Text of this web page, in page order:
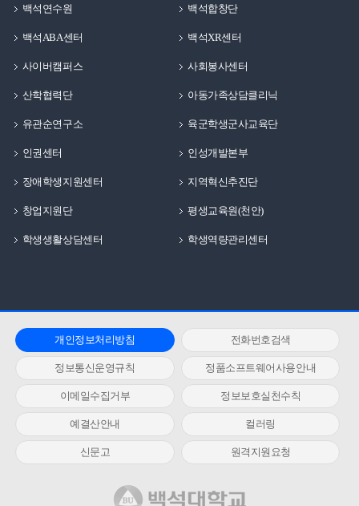
백석연수원 백석합창단
백석ABA센터 백석XR센터
사이버캠퍼스 사회봉사센터
산학협력단 아동가족상담클리닉
유관순연구소 육군학생군사교육단
인권센터 인성개발본부
장애학생지원센터 지역혁신추진단
창업지원단 평생교육원(천안)
학생생활상담센터 학생역량관리센터
개인정보처리방침 전화번호검색
정보통신운영규칙 정품소프트웨어사용안내
이메일수집거부 정보보호실천수칙
예결산안내 컬러링
신문고 원격지원요청